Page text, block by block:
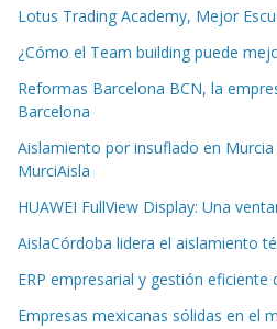
Lotus Trading Academy, Mejor
¿Cómo el Team building puede
Reformas Barcelona BCN, la
Barcelona
Aislamiento por insuflado en
MurciAisla
HUAWEI FullView Display: Una
AislaCórdoba lidera el aislamiento
ERP empresarial y gestión eficiente
Empresas mexicanas sólidas en el